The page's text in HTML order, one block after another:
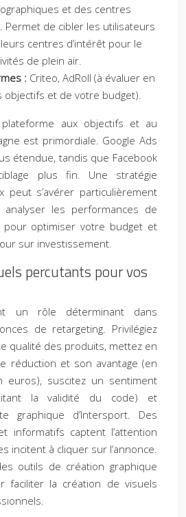
et des centres
Permet de cibler les utilisateurs
centres d’intérêt pour le
de plein air.
: Criteo, AdRoll (à évaluer en
objectifs et de votre budget).
plateforme aux objectifs et au
est primordiale. Google Ads
étendue, tandis que Facebook
plus fin. Une stratégie
peut s’avérer particulièrement
analyser les performances de
pour optimiser votre budget et
sur investissement.
percutants pour vos
un rôle déterminant dans
de retargeting. Privilégiez
qualité des produits, mettez en
réduction et son avantage (en
euros), suscitez un sentiment
la validité du code) et
graphique d’Intersport. Des
informatifs captent l’attention
incitent à cliquer sur l’annonce.
outils de création graphique
faciliter la création de visuels